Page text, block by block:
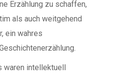
Erzählung zu schaffen,
als auch weitgehend
ein wahres
waren intellektuell